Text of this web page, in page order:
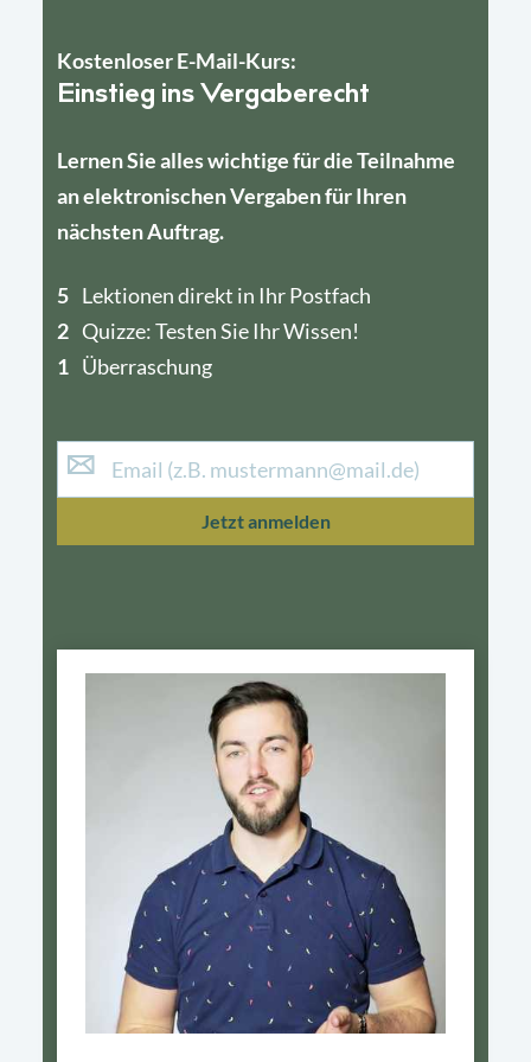
Kostenloser E-Mail-Kurs:
Einstieg ins Vergaberecht
Lernen Sie alles wichtige für die Teilnahme
an elektronischen Vergaben für Ihren
nächsten Auftrag.
5 Lektionen direkt in Ihr Postfach
2 Quizze: Testen Sie Ihr Wissen!
1 Überraschung
4
1
Jetzt anmelden